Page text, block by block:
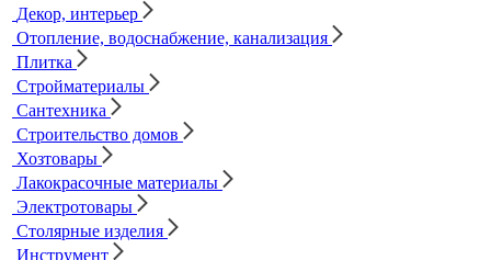
Декор, интерьер
Отопление, водоснабжение, канализация
Плитка
Стройматериалы
Сантехника
Строительство домов
Хозтовары
Лакокрасочные материалы
Электротовары
Столярные изделия
Инструмент